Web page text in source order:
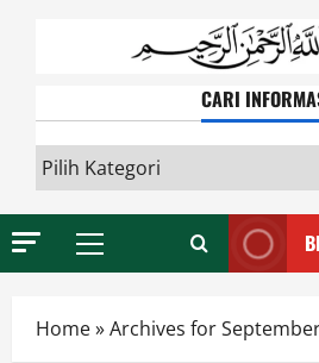
CARI
Primary
Home»Archives for